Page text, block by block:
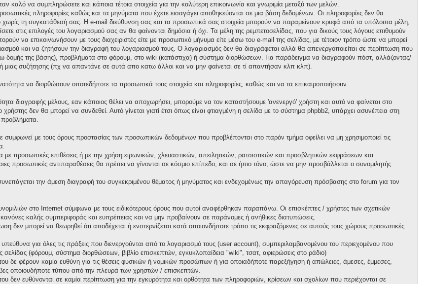
καλό να συμπληρώσετε και κάποια τέτοια στοιχεία για την καλύτερη επικοινωνία και γνωριμία μεταξύ των μελών.
πληροφορίες καθώς και τα μηνύματα που έχετε εισαγάγει αποθηκεύονται σε μια βάση δεδομένων. Οι πληροφορίες δεν θα
χωρίς τη συγκατάθεσή σας. Η e-mail διεύθυνση σας και τα προσωπικά σας στοιχεία μπορούν να παραμείνουν κρυφά από τα υπόλοιπα μέλη,
στις επιλογές του λογαριασμού σας αν θα φαίνονται δημόσια ή όχι. Τα μέλη της ρεμπετοσελίδας, που για δικούς τους λόγους επιθυμούν
να επικοινωνήσουν με τους διαχειριστές είτε με προσωπικό μήνυμα είτε μέσω του e-mail της σελίδας, με τέτοιον τρόπο ώστε να μπορεί
και να ζητήσουν την διαγραφή του λογαριασμού τους. Ο λογαριασμός δεν θα διαγράφεται αλλά θα απενεργοποιείται σε περίπτωση που
δομής της βάσης), προβλήματα στο φόρουμ, στο wiki (κατάστιχα) ή σύστημα διορθώσεων. Για παράδειγμα να διαγραφούν πόστ, αλλάζοντας/
μιας συζήτησης (πχ να απαντάνε σε αυτά απο κατω άλλοι και να μην φαίνεται σε τί απαντήσαν κλπ κλπ).
να διορθώσουν οποτεδήποτε τα προσωπικά τους στοιχεία και πληροφορίες, καθώς και να τα επικαιροποιήσουν.
διαγραφής μέλους, εαν κάποιος θέλει να αποχωρήσει, μπορούμε να τον καταστήσουμε 'ανενεργό' χρήστη και αυτό να φαίνεται στο
δεν θα μπορεί να συνδεθεί. Αυτό γίνεται γιατί έτσι όπως είναι φτιαγμένη η σελίδα με το σύστημα phpbb2, υπάρχει ασυνέπεια στη
προβλήματα.
συμφωνεί με τους όρους προστασίας των προσωπικών δεδομένων που προβλέπονται στο παρόν τμήμα οφείλει να μη χρησιμοποιεί τις
προσωπικές επιθέσεις ή με την χρήση ειρωνικών, χλευαστικών, απειλητικών, ρατσιστικών και προσβλητικών εκφράσεων και
προσωπικές αντιπαραθέσεις θα πρέπει να γίνονται σε κόσμιο επίπεδο, και σε ήπιο τόνο, ώστε να μην προσβάλλεται ο συνομιλητής.
την άμεση διαγραφή του συγκεκριμένου θέματος ή μηνύματος και ενδεχομένως την απαγόρευση πρόσβασης στο forum για τον
στο Internet σύμφωνα με τους ειδικότερους όρους που αυτοί αναφέρθηκαν παραπάνω. Οι επισκέπτες / χρήστες των σχετικών
καλής συμπεριφοράς και ευπρέπειας και να μην προβαίνουν σε παράνομες ή ανήθικες διατυπώσεις.
δεν μπορεί να θεωρηθεί ότι αποδέχεται ή ενστερνίζεται κατά οποιονδήποτε τρόπο τις εκφραζόμενες σε αυτούς τους χώρους προσωπικές
για όλες τις πράξεις που διενεργούνται από το λογαριασμό τους (user account), συμπεριλαμβανομένου του περιεχομένου που
σελίδας (φόρουμ, σύστημα διορθώσεων, βιβλίο επισκεπτών, εγκυκλοπαίδεια "wiki", τσατ, αφιερώσεις στο ράδιο)
του δε φέρουν καμία ευθύνη για τις θέσεις φυσικών ή νομικών προσώπων ή για οποιαδήποτε παρεξήγηση ή απώλειες, άμεσες, έμμεσες,
οποιουδήποτε τύπου από την πλευρά των χρηστών / επισκεπτών.
του δεν ευθύνονται σε καμία περίπτωση για την εγκυρότητα και ορθότητα των πληροφοριών, κρίσεων και σχολίων που περιέχονται σε